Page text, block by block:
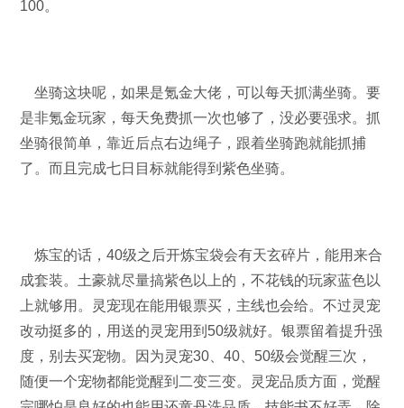
100。
坐骑这块呢，如果是氪金大佬，可以每天抓满坐骑。要
是非氪金玩家，每天免费抓一次也够了，没必要强求。抓
坐骑很简单，靠近后点右边绳子，跟着坐骑跑就能抓捕
了。而且完成七日目标就能得到紫色坐骑。
炼宝的话，40级之后开炼宝袋会有天玄碎片，能用来合
成套装。土豪就尽量搞紫色以上的，不花钱的玩家蓝色以
上就够用。灵宠现在能用银票买，主线也会给。不过灵宠
改动挺多的，用送的灵宠用到50级就好。银票留着提升强
度，别去买宠物。因为灵宠30、40、50级会觉醒三次，
随便一个宠物都能觉醒到二变三变。灵宠品质方面，觉醒